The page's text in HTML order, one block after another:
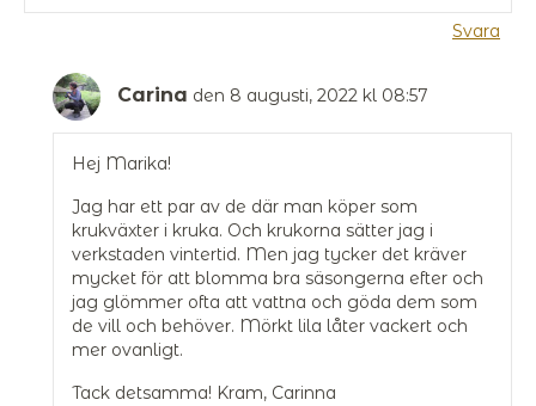
Svara
Carina den 8 augusti, 2022 kl 08:57
Hej Marika!
Jag har ett par av de där man köper som
krukväxter i kruka. Och krukorna sätter jag i
verkstaden vintertid. Men jag tycker det kräver
mycket för att blomma bra säsongerna efter och
jag glömmer ofta att vattna och göda dem som
de vill och behöver. Mörkt lila låter vackert och
mer ovanligt.
Tack detsamma! Kram, Carinna